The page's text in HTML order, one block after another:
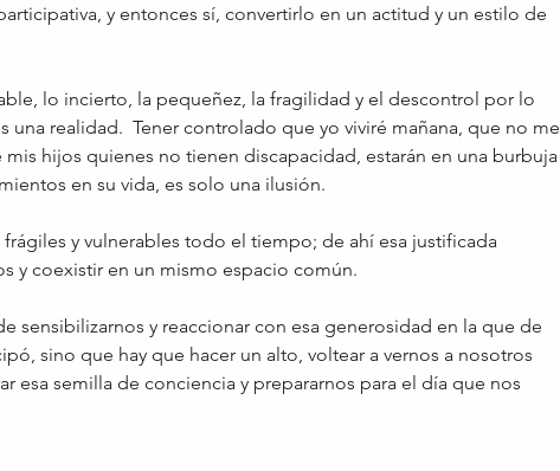
y entonces sí, convertirlo en un actitud y un estilo de
lo incierto, la pequeñez, la fragilidad y el descontrol por lo
realidad.  Tener controlado que yo viviré mañana, que no me
hijos quienes no tienen discapacidad, estarán en una burbuja
en su vida, es solo una ilusión.
y vulnerables todo el tiempo; de ahí esa justificada
y coexistir en un mismo espacio común.
sino que hay que hacer un alto, voltear a vernos a nosotros
esa semilla de conciencia y prepararnos para el día que nos